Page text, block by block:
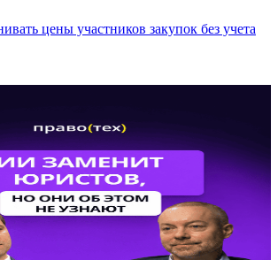
цены участников закупок без учета